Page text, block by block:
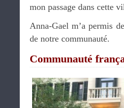
mon passage dans cette
Anna-Gael m’a permis
de notre communauté.
Communauté